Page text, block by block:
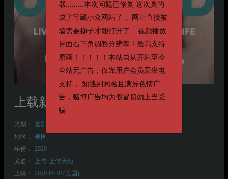
器.........本次问题已修复 这次真的
成了宝藏小众网站了， 网址直接被
墙需要梯子才能打开了... 视频播放
界面右下角调整分辨率！最高支持
原画！！！！！本站自从开站至今
全站无广告，仅靠用户会员爱发电
支持， 如遇到同名且满屏色情广
告，赌博广告均为假冒切勿上当受
骗
上载新生第一季
类型： 喜剧
地区：
美国
年份：
2020
又名：
上传
上传天地
上映：
2020-05-01(美国)